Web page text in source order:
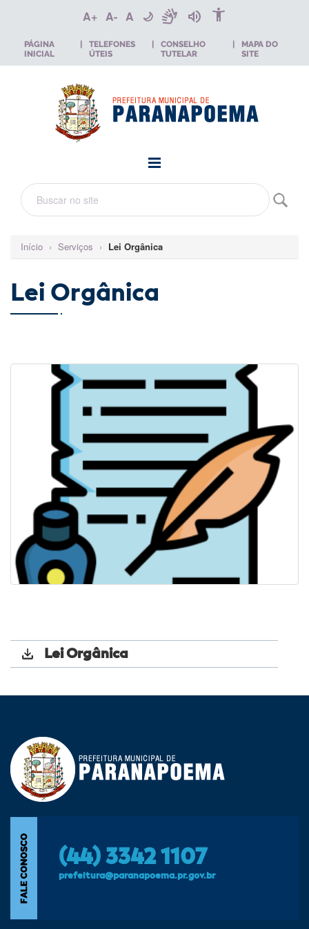
A+ A- A 🌙 sign_language volume_up accessibility_new
PÁGINA
INICIAL
TELEFONES
ÚTEIS
CONSELHO
TUTELAR
MAPA DO
SITE
Início › Serviços › Lei Orgânica
Lei Orgânica
Lei Orgânica
(44) 3342 1107
prefeitura@paranapoema.pr.gov.br